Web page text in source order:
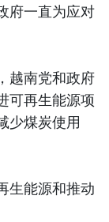
府一直为应对
越南党和政府
可再生能源项
少煤炭使用
生能源和推动